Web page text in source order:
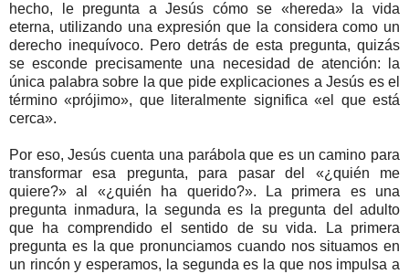
hecho, le pregunta a Jesús cómo se «hereda» la vida
eterna, utilizando una expresión que la considera como un
derecho inequívoco. Pero detrás de esta pregunta, quizás
se esconde precisamente una necesidad de atención: la
única palabra sobre la que pide explicaciones a Jesús es el
término «prójimo», que literalmente significa «el que está
cerca».
Por eso, Jesús cuenta una parábola que es un camino para
transformar esa pregunta, para pasar del «¿quién me
quiere?» al «¿quién ha querido?». La primera es una
pregunta inmadura, la segunda es la pregunta del adulto
que ha comprendido el sentido de su vida. La primera
pregunta es la que pronunciamos cuando nos situamos en
un rincón y esperamos, la segunda es la que nos impulsa a